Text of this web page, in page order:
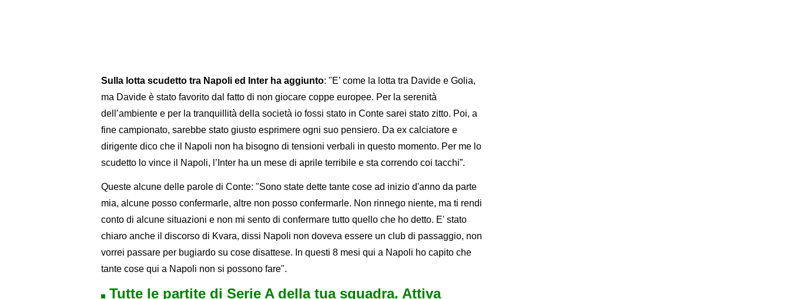
Sulla lotta scudetto tra Napoli ed Inter ha aggiunto: "E’ come la lotta tra Davide e Golia,
ma Davide è stato favorito dal fatto di non giocare coppe europee. Per la serenità
dell’ambiente e per la tranquillità della società io fossi stato in Conte sarei stato zitto. Poi, a
fine campionato, sarebbe stato giusto esprimere ogni suo pensiero. Da ex calciatore e
dirigente dico che il Napoli non ha bisogno di tensioni verbali in questo momento. Per me lo
scudetto lo vince il Napoli, l’Inter ha un mese di aprile terribile e sta correndo coi tacchi”.
Queste alcune delle parole di Conte: "Sono state dette tante cose ad inizio d'anno da parte
mia, alcune posso confermarle, altre non posso confermarle. Non rinnego niente, ma ti rendi
conto di alcune situazioni e non mi sento di confermare tutto quello che ho detto. E' stato
chiaro anche il discorso di Kvara, dissi Napoli non doveva essere un club di passaggio, non
vorrei passare per bugiardo su cose disattese. In questi 8 mesi qui a Napoli ho capito che
tante cose qui a Napoli non si possono fare".
Tutte le partite di Serie A della tua squadra. Attiva